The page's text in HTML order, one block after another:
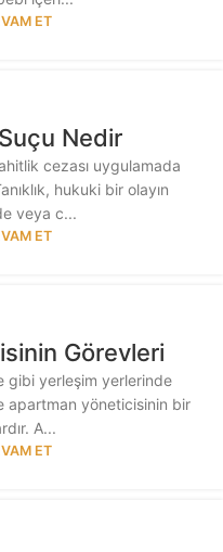
ET
Nedir
cezası uygulamada
hukuki bir olayın
veya c...
ET
Görevleri
gibi yerleşim yerlerinde
apartman yöneticisinin bir
A...
ET